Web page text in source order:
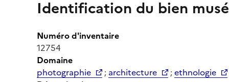
Identification du bien
Numéro d'inventaire
12754
Domaine
photographie
; architecture ;ethnologie